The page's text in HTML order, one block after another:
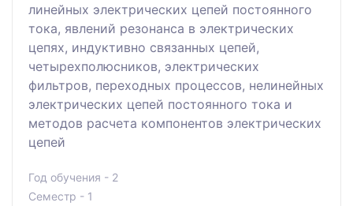
линейных электрических цепей постоянного
тока, явлений резонанса в электрических
цепях, индуктивно связанных цепей,
четырехполюсников, электрических
фильтров, переходных процессов, нелинейных
электрических цепей постоянного тока и
методов расчета компонентов электрических
цепей
Год обучения - 2
Семестр - 1